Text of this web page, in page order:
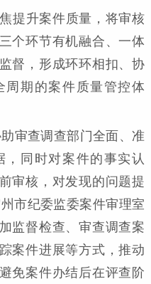
提升案件质量，将审核
个环节有机融合、一体
督，形成环环相扣、协
周期的案件质量管控体
审查调查部门全面、准
同时对案件的事实认
审核，对发现的问题提
市纪委监委案件审理室
监督检查、审查调查案
案件进展等方式，推动
免案件办结后在评查阶